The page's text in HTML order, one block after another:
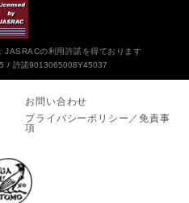
JASRACの利用許諾を得ております
許諾9013065008Y45037
お問い合わせ
プライバシーポリシー／免責事
項